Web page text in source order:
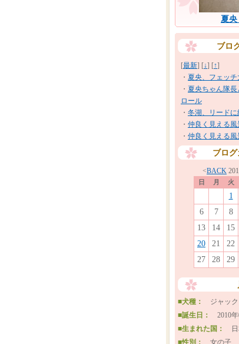
夏央
ブロ
[最新] [↓] [↑]
・ 夏央、フェッチ
・ 夏央ちゃん隊長
ロール
・ 冬湖、リード
・ 仲良く見える
・ 仲良く見える
ブロ
<BACK
日 月 火
1
6
7 8
13
14 15
20
21 22
27
28 29
■犬種： ジャッ
■誕生日： 2010
■生まれた国：
■性別： 女の子